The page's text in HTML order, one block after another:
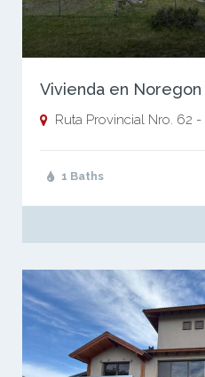
Vivienda en
Ruta Provincial Nro. 62 -
1 Baths